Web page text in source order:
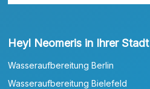
Heyl Neomeris in Ihrer Stadt
Wasseraufbereitung Berlin
Wasseraufbereitung Bielefeld